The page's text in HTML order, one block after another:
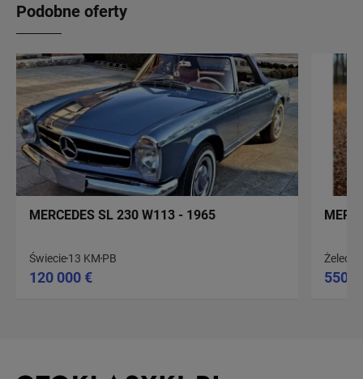
Podobne oferty
MERCEDES SL 230 W113 - 1965
Świecie13 KM PB
120 000 € 550